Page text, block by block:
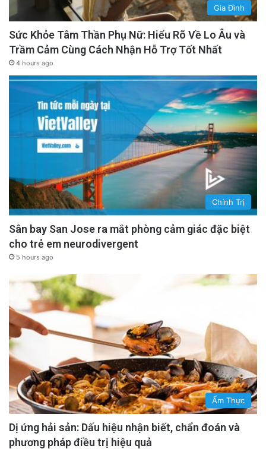
Gia Đình
Sức Khỏe Tâm Thần Phụ Nữ: Hiểu Rõ Về Lo Âu và
Trầm Cảm Cùng Cách Nhận Hỗ Trợ Tốt Nhất
4 hours ago
Chính Trị
Sân bay San Jose ra mắt phòng cảm giác đặc biệt
cho trẻ em neurodivergent
5 hours ago
Ẩm Thực
Dị ứng hải sản: Dấu hiệu nhận biết, chẩn đoán và
phương pháp điều trị hiệu quả